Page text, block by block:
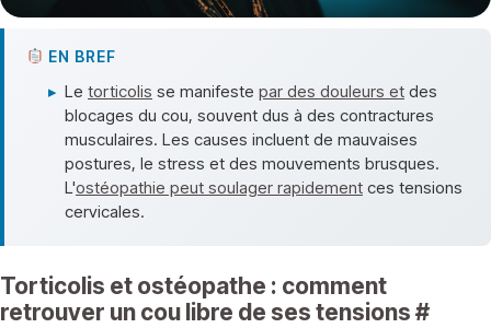
EN BREF
▸ Le torticolis se manifeste par des douleurs et des
blocages du cou, souvent dus à des contractures
musculaires. Les causes incluent de mauvaises
postures, le stress et des mouvements brusques.
L'ostéopathie peut soulager rapidement ces tensions
cervicales.
Torticolis et ostéopathe : comment
retrouver un cou libre de ses tensions #